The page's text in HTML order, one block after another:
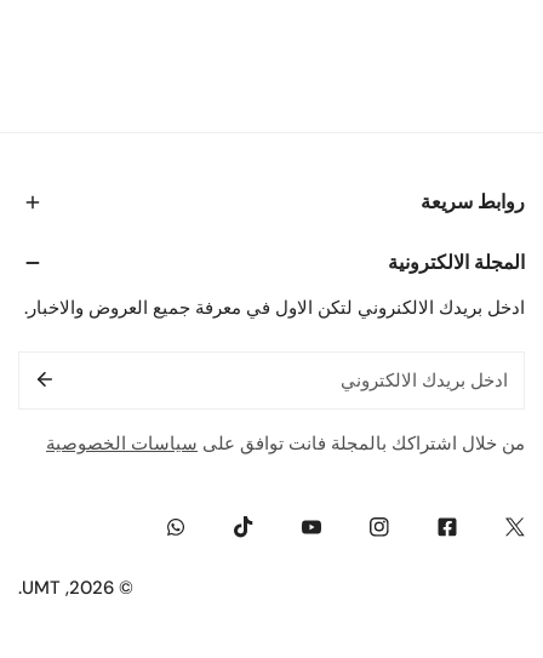
روابط سريعة
المجلة الالكترونية
ادخل بريدك الالكنروني لتكن الاول في معرفة جميع العروض والاخبار.
الإلكتروني
من خلال اشتراكك بالمجلة فانت توافق على سياسات الخصوصية
Twitter
Facebook
Instagram
Tiktok
© 2026,
UMT
.